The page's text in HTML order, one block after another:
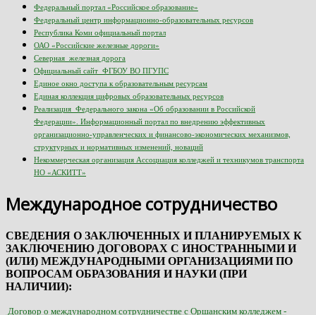
Федеральный портал «Российское образование»
Федеральный центр информационно-образовательных ресурсов
Республика Коми официальный портал
ОАО «Российские железные дороги»
Северная железная дорога
Официальный сайт ФГБОУ ВО ПГУПС
Единое окно доступа к образовательным ресурсам
Единая коллекция цифровых образовательных ресурсов
Реализация Федерального закона «Об образовании в Российской
Федерации». Информационный портал по внедрению эффективных
организационно-управленческих и финансово-экономических механизмов,
структурных и нормативных изменений, новаций
Некоммерческая организация Ассоциация колледжей и техникумов транспорта
НО «АСКИТТ»
Международное сотрудничество
СВЕДЕНИЯ О ЗАКЛЮЧЕННЫХ И ПЛАНИРУЕМЫХ К
ЗАКЛЮЧЕНИЮ ДОГОВОРАХ С ИНОСТРАННЫМИ И
(ИЛИ) МЕЖДУНАРОДНЫМИ ОРГАНИЗАЦИЯМИ ПО
ВОПРОСАМ ОБРАЗОВАНИЯ И НАУКИ (ПРИ
НАЛИЧИИ):
Договор о международном сотрудничестве с Оршанским колледжем -